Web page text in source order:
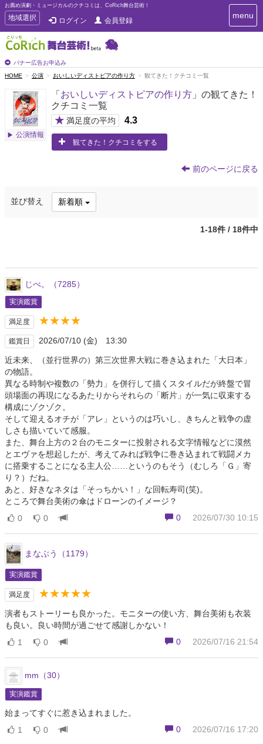
お薦め演劇・ミュージカルのクチコミは、CoRich舞台芸術！
T
o
g
g
e
n
t
地域選択 ログイン 会員登録
バナー広告お申込み
T
o
a
i
menu
HOME 公演 おいしいディストピアの作り方 観てきた！クチコミ一覧
公演情報
「 おいしいディストピアの作り方 」の観てきた！
クチコミ一覧
★ 満足度の平均 4.3
観てきた！クチコミをする
前のページに戻る
並び替え 新着順
1-18件 / 18件中
じべ。（7285）
実演鑑賞
満足度 ★★★★
鑑賞日 2026/07/10 (金) 13:30
近未来、（並行世界の）第三次世界大戦に巻き込まれた「大日本」
の物語。
異なる時制や複数の「勢力」を併行して描くスタイルだが終盤で冒
頭場面の再現になるあたりからそれらの「断片」が一気に収束する
構成にゾクゾク。
そして迎えるオチが「アレ」というのは巧いし、きちんと戦争の虚
しさも描いていて感服。
また、舞台上方の２台のモニターに投射される文字情報などに漠然
とエヴァを想起したが、考えてみれば戦争に巻き込まれて戦闘メカ
に搭乗することになる主人公……というのもそう（むしろ「Ｇ」寄
り？）だね。
あと、好きなネタは「そっちかい！」な回転寿司(笑)。
ところで舞台美術の傘はドローンのイメージ？
0
2026/07/30 10:15
0 0
まなぶう（1179）
実演鑑賞
満足度 ★★★★★
演者もストーリーも良かった。モニターの使い方、舞台美術も衣装
も良い。良い時間が過ごせて感謝しかない！
0
2026/07/16 21:54
1 0
mm（30）
実演鑑賞
始まってすぐに惹き込まれました。
0
2026/07/16 17:20
1 0